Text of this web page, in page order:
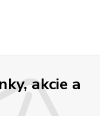
akcie a